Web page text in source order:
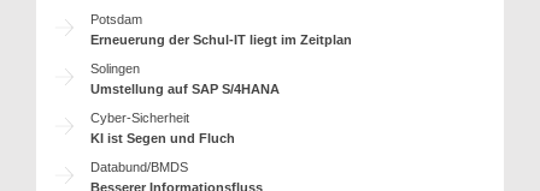
Potsdam
Erneuerung der Schul-IT liegt im Zeitplan
Solingen
Umstellung auf SAP S/4HANA
Cyber-Sicherheit
KI ist Segen und Fluch
Databund/BMDS
Besserer Informationsfluss